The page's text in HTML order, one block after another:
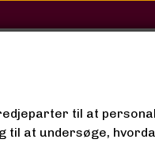
til at
til at undersøge,